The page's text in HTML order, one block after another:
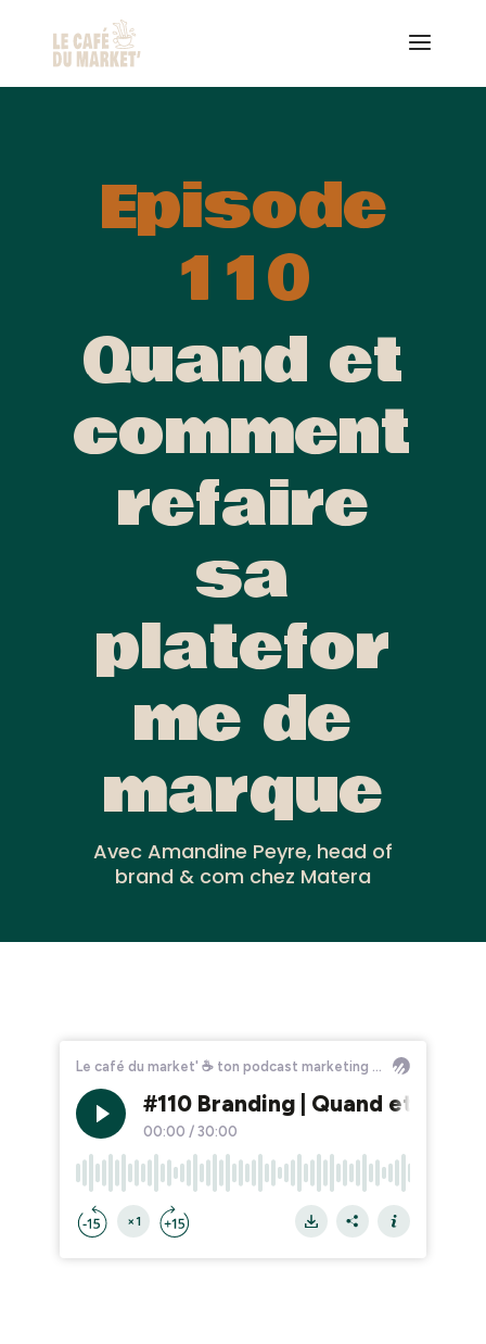
Episode
110
Quand et
comment
refaire
sa
platefor
me de
marque
Avec Amandine Peyre, head of
brand & com chez Matera